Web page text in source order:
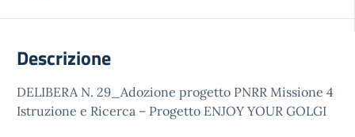
Descrizione
DELIBERA N. 29_Adozione progetto PNRR Missione 4
Istruzione e Ricerca – Progetto ENJOY YOUR GOLGI